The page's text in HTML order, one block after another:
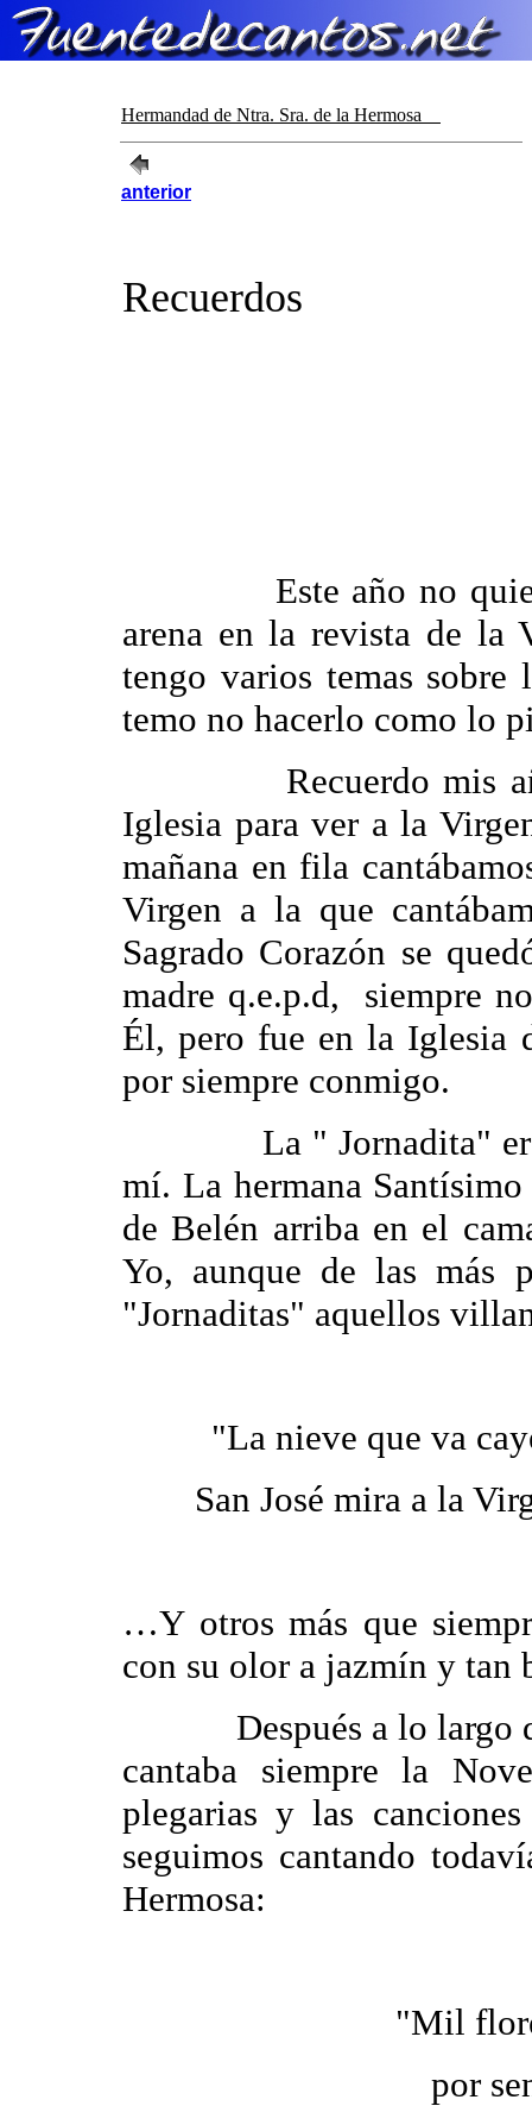
Hermandad de Ntra. Sra. de la Hermosa
anterior
Recuerdos
Este año no quiero
arena en la revista de la
tengo varios temas sobre
temo no hacerlo como lo
Recuerdo mis años
Iglesia para ver a la
mañana en fila
Virgen a la que
Sagrado Corazón se
madre q.e.p.d, siempre
Él, pero fue en la Iglesia
por siempre conmigo.
La " Jornadita" era
mí. La hermana
de Belén arriba en el
Yo, aunque de las más
"Jornaditas" aquellos
"La nieve que va
San José mira a la
…Y otros más que
con su olor a jazmín y tan
Después a lo largo
cantaba siempre la
plegarias y las
seguimos cantando
Hermosa:
"Mil
por